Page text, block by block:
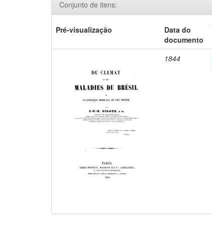
Conjunto de itens:
Pré-visualização
Data do
documento
1844